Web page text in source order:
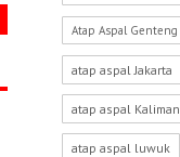
Atap Aspal Genteng
atap aspal Jakarta
atap aspal
atap aspal luwuk